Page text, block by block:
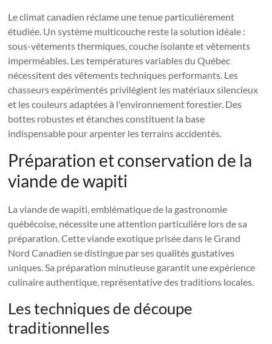
Le climat canadien réclame une tenue particulièrement
étudiée. Un système multicouche reste la solution idéale :
sous-vêtements thermiques, couche isolante et vêtements
imperméables. Les températures variables du Québec
nécessitent des vêtements techniques performants. Les
chasseurs expérimentés privilégient les matériaux silencieux
et les couleurs adaptées à l'environnement forestier. Des
bottes robustes et étanches constituent la base
indispensable pour arpenter les terrains accidentés.
Préparation et conservation de la
viande de wapiti
La viande de wapiti, emblématique de la gastronomie
québécoise, nécessite une attention particulière lors de sa
préparation. Cette viande exotique prisée dans le Grand
Nord Canadien se distingue par ses qualités gustatives
uniques. Sa préparation minutieuse garantit une expérience
culinaire authentique, représentative des traditions locales.
Les techniques de découpe
traditionnelles